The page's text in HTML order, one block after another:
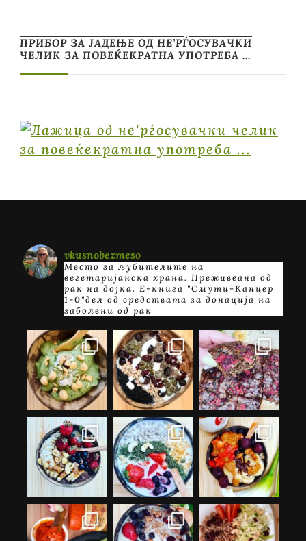
ПРИБОР ЗА ЈАДЕЊЕ ОД НЕ’РЃОСУВАЧКИ
ЧЕЛИК ЗА ПОВЕЌЕКРАТНА УПОТРЕБА …
vkusnobezmeso
Место за љубителите на
вегетаријанска храна. Преживеана од
рак на дојка. E-книга "Смути-Канцер
1-0"дел од средствата за донација на
заболени од рак